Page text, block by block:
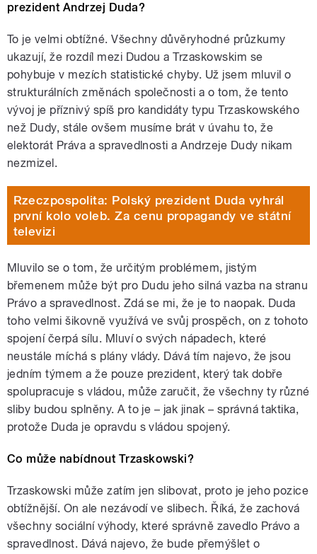
prezident Andrzej Duda?
To je velmi obtížné. Všechny důvěryhodné průzkumy
ukazují, že rozdíl mezi Dudou a Trzaskowskim se
pohybuje v mezích statistické chyby. Už jsem mluvil o
strukturálních změnách společnosti a o tom, že tento
vývoj je příznivý spíš pro kandidáty typu Trzaskowského
než Dudy, stále ovšem musíme brát v úvahu to, že
elektorát Práva a spravedlnosti a Andrzeje Dudy nikam
nezmizel.
Rzeczpospolita: Polský prezident Duda vyhrál
první kolo voleb. Za cenu propagandy ve státní
televizi
Mluvilo se o tom, že určitým problémem, jistým
břemenem může být pro Dudu jeho silná vazba na stranu
Právo a spravedlnost. Zdá se mi, že je to naopak. Duda
toho velmi šikovně využívá ve svůj prospěch, on z tohoto
spojení čerpá sílu. Mluví o svých nápadech, které
neustále míchá s plány vlády. Dává tím najevo, že jsou
jedním týmem a že pouze prezident, který tak dobře
spolupracuje s vládou, může zaručit, že všechny ty různé
sliby budou splněny. A to je – jak jinak – správná taktika,
protože Duda je opravdu s vládou spojený.
Co může nabídnout Trzaskowski?
Trzaskowski může zatím jen slibovat, proto je jeho pozice
obtížnější. On ale nezávodí ve slibech. Říká, že zachová
všechny sociální výhody, které správně zavedlo Právo a
spravedlnost. Dává najevo, že bude přemýšlet o